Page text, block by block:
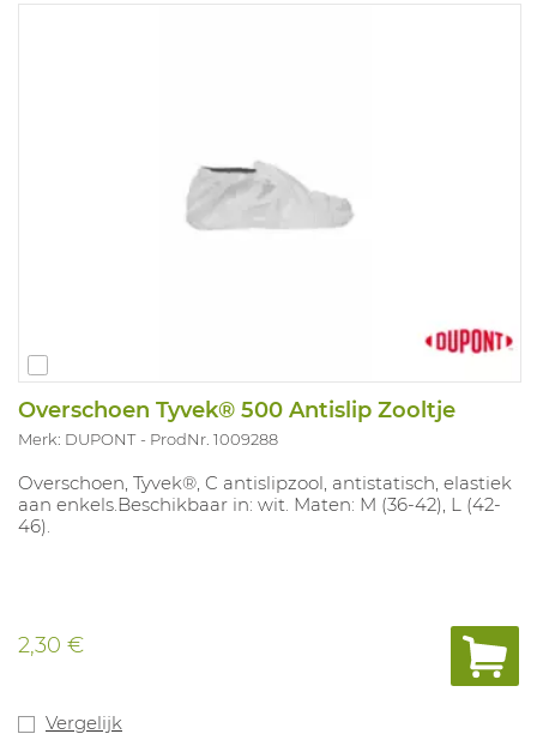
Overschoen Tyvek® 500 Antislip Zooltje
Merk: DUPONT ProdNr. 1009288
Overschoen, Tyvek®, C antislipzool, antistatisch, elastiek
aan enkels.Beschikbaar in: wit. Maten: M (36-42), L (42-
46).
2,30 €
Vergelijk